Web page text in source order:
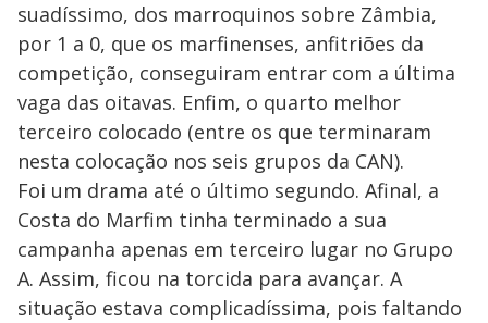
suadíssimo, dos marroquinos sobre Zâmbia,
por 1 a 0, que os marfinenses, anfitriões da
competição, conseguiram entrar com a última
vaga das oitavas. Enfim, o quarto melhor
terceiro colocado (entre os que terminaram
nesta colocação nos seis grupos da CAN).
Foi um drama até o último segundo. Afinal, a
Costa do Marfim tinha terminado a sua
campanha apenas em terceiro lugar no Grupo
A. Assim, ficou na torcida para avançar. A
situação estava complicadíssima, pois faltando